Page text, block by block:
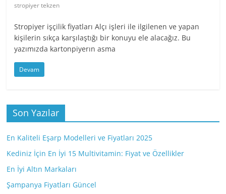
stropiyer tekzen
Stropiyer işçilik fiyatları Alçı işleri ile ilgilenen ve yapan
kişilerin sıkça karşılaştığı bir konuyu ele alacağız. Bu
yazımızda kartonpiyerın asma
Devam
Son Yazılar
En Kaliteli Eşarp Modelleri ve Fiyatları 2025
Kediniz İçin En İyi 15 Multivitamin: Fiyat ve Özellikler
En İyi Altın Markaları
Şampanya Fiyatları Güncel